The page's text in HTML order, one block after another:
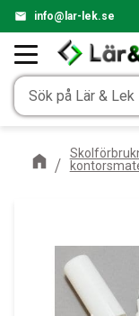
info@lar-lek.se